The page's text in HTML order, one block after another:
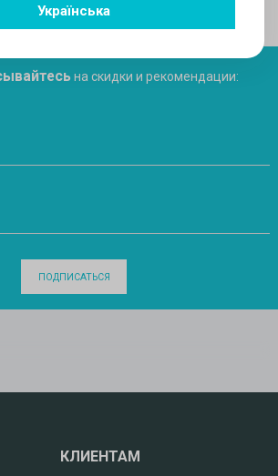
Українська
на скидки и рекомендации:
ПОДПИСАТЬСЯ
КЛИЕНТАМ